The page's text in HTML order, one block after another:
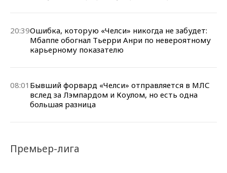
20:39Ошибка, которую «Челси» никогда не забудет:
Мбаппе обогнал Тьерри Анри по невероятному
карьерному показателю
08:01 Бывший форвард «Челси» отправляется в МЛС
вслед за Лэмпардом и Коулом, но есть одна
большая разница
Премьер-лига